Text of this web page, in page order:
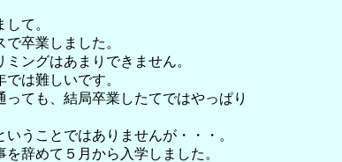
て。
卒業しました。
ングはあまりできません。
は難しいです。
っても、結局卒業したてではやっぱり
いうことではありませんが・・・。
辞めて５月から入学しました。